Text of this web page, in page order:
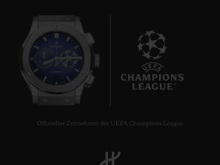
7
Offizieller Zeitnehmer der UEFA Champions League